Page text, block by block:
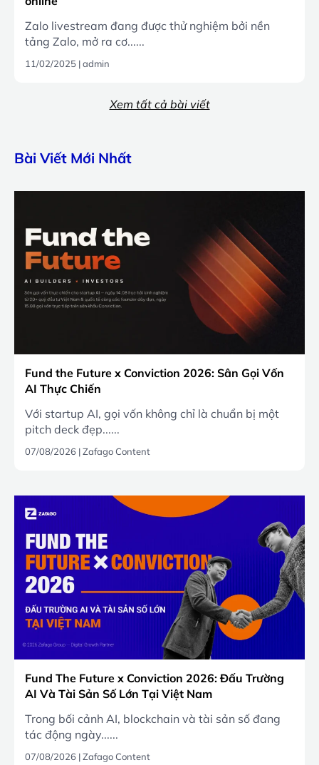
Zalo livestream đang được thử nghiệm bởi nền
tảng Zalo, mở ra cơ......
11/02/2025 |admin
Xem tất cả bài viết
Bài Viết Mới Nhất
Fund the Future x Conviction 2026: Sân Gọi Vốn
AI Thực Chiến
Với startup AI, gọi vốn không chỉ là chuẩn bị một
pitch deck đẹp......
07/08/2026 |Zafago Content
Fund The Future x Conviction 2026: Đấu Trường
AI Và Tài Sản Số Lớn Tại Việt Nam
Trong bối cảnh AI, blockchain và tài sản số đang
tác động ngày......
07/08/2026 |Zafago Content